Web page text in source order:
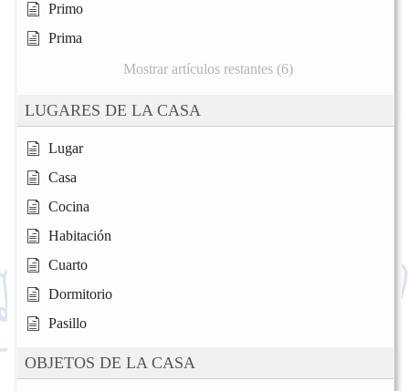
Primo
Prima
Mostrar artículos restantes (6)
LUGARES DE LA CASA
Lugar
Casa
Cocina
Habitación
Cuarto
Dormitorio
Pasillo
OBJETOS DE LA CASA